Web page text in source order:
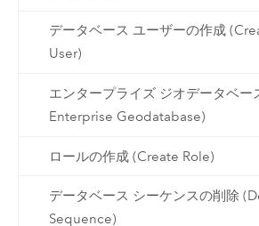
データベース ユーザーの作成
User)
エンタープライズ ジオデータベー
Enterprise Geodatabase)
ロールの作成 (Create Role)
データベース シーケンスの削除
Sequence)